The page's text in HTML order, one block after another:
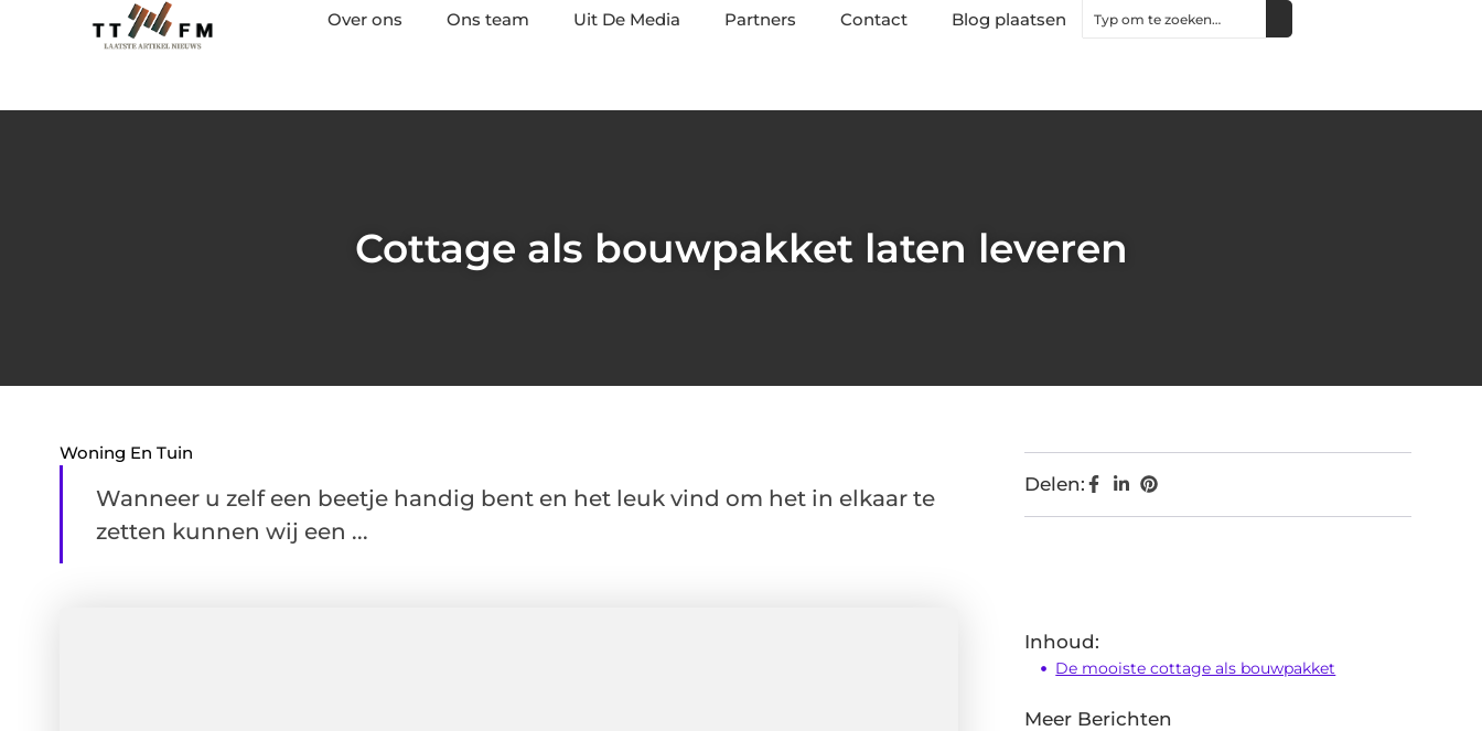
Over ons Ons team Uit De Media Partners Contact Blog plaatsen
Cottage als bouwpakket laten leveren
Woning En Tuin
Wanneer u zelf een beetje handig bent en het leuk vind om het in elkaar te
zetten kunnen wij een ...
Delen:
Inhoud:
De mooiste cottage als bouwpakket
Meer Berichten